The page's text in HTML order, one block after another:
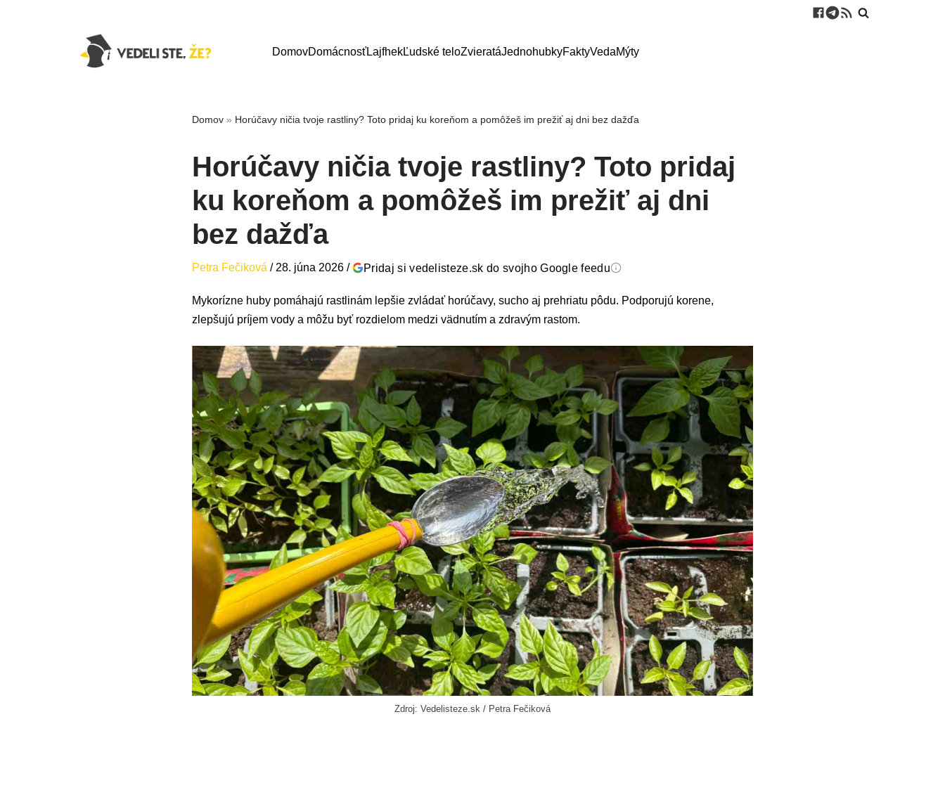
DomovDomácnosťLajfhekĽudské teloZvieratáJednohubkyFaktyVedaMýty
Domov » Horúčavy ničia tvoje rastliny? Toto pridaj ku koreňom a pomôžeš im prežiť aj dni bez dažďa
Horúčavy ničia tvoje rastliny? Toto pridaj
ku koreňom a pomôžeš im prežiť aj dni
bez dažďa
Petra Fečiková / 28. júna 2026 / Pridaj si vedelisteze.sk do svojho Google feedu
Mykorízne huby pomáhajú rastlinám lepšie zvládať horúčavy, sucho aj prehriatu pôdu. Podporujú korene,
zlepšujú príjem vody a môžu byť rozdielom medzi vädnutím a zdravým rastom.
Zdroj: Vedelisteze.sk / Petra Fečiková